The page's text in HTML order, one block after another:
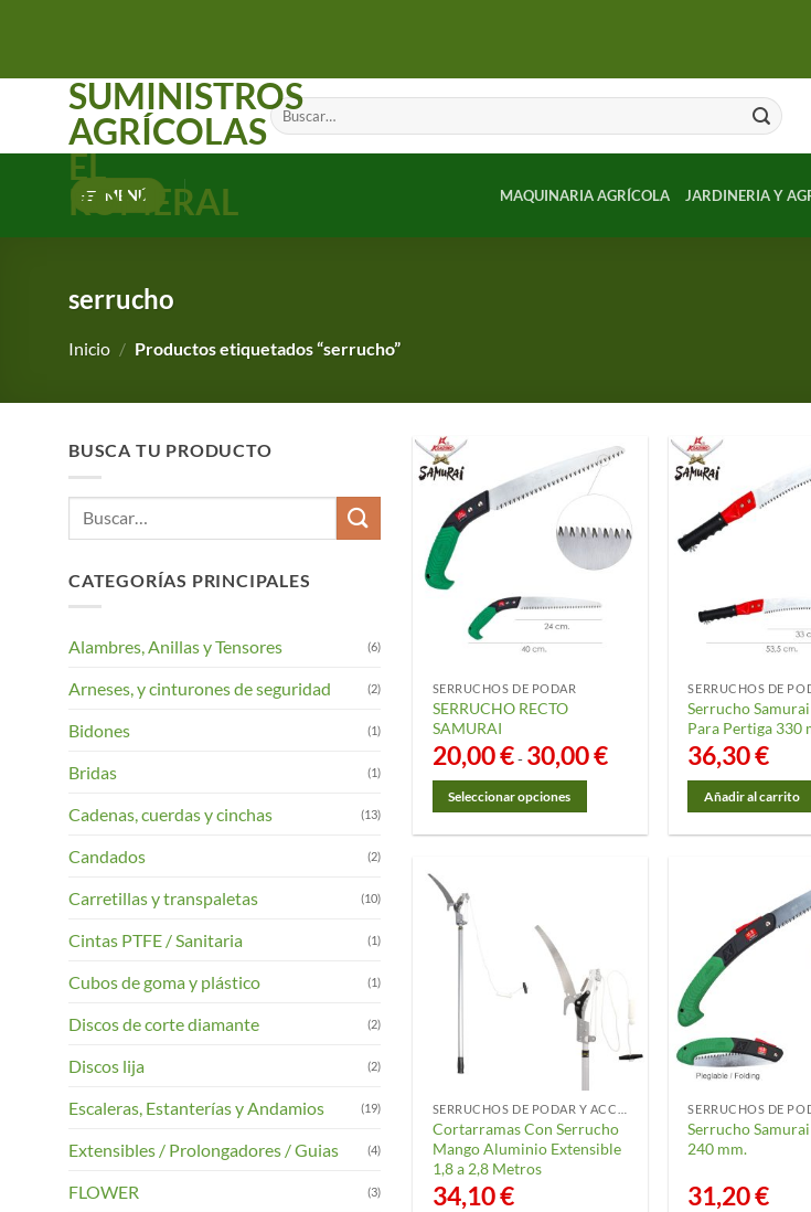
SUMINISTROS
AGRÍCOLAS
EL
ROMERAL
Buscar
por:
MENÚ MAQUINARIA AGRÍCOLA JARDINERIA Y
serrucho
Inicio / Productos etiquetados “serrucho”
BUSCA TU PRODUCTO
Buscar
CATEGORÍAS PRINCIPALES
Alambres, Anillas y Tensores (6)
Arneses, y cinturones de seguridad (2)
Bidones (1)
Bridas (1)
Cadenas, cuerdas y cinchas (13)
Candados (2)
Carretillas y transpaletas (10)
Cintas PTFE / Sanitaria (1)
Cubos de goma y plástico (1)
Discos de corte diamante (2)
Discos lija (2)
Escaleras, Estanterías y Andamios (19)
Extensibles / Prolongadores / Guias (4)
FLOWER (3)
SERRUCHOS DE PODAR
SERRUCHO RECTO
SAMURAI
20,00€ - 30,00€Rango
de
30,00 €
Seleccionar opciones
tiene
múltiples
variantes.
elegir
la
página
de
producto
SERRUCHOS DE
Serrucho
Para Pertiga 330
36,30€
Añadir al carrito
Cortarramas Con Serrucho
Mango Aluminio Extensible
1,8 a 2,8 Metros
34,10€
SERRUCHOS DE
Serrucho
240 mm.
31,20€